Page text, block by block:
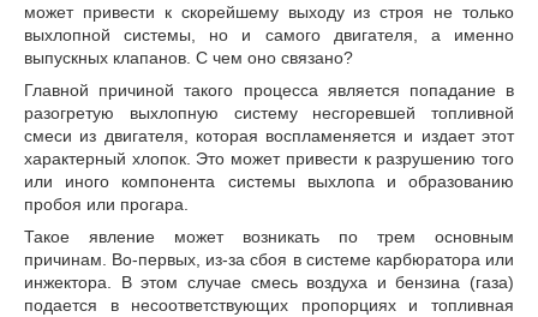
может привести к скорейшему выходу из строя не только
выхлопной системы, но и самого двигателя, а именно
выпускных клапанов. С чем оно связано?
Главной причиной такого процесса является попадание в
разогретую выхлопную систему несгоревшей топливной
смеси из двигателя, которая воспламеняется и издает этот
характерный хлопок. Это может привести к разрушению того
или иного компонента системы выхлопа и образованию
пробоя или прогара.
Такое явление может возникать по трем основным
причинам. Во-первых, из-за сбоя в системе карбюратора или
инжектора. В этом случае смесь воздуха и бензина (газа)
подается в несоответствующих пропорциях и топливная